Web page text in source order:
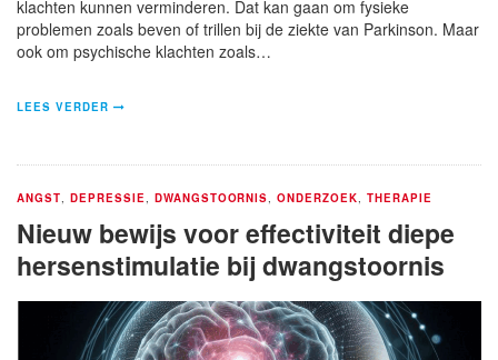
klachten kunnen verminderen. Dat kan gaan om fysieke
problemen zoals beven of trillen bij de ziekte van Parkinson. Maar
ook om psychische klachten zoals…
LEES VERDER
ANGST DEPRESSIE DWANGSTOORNIS ,ONDERZOEK ,THERAPIE
Nieuw bewijs voor effectiviteit diepe
hersenstimulatie bij dwangstoornis